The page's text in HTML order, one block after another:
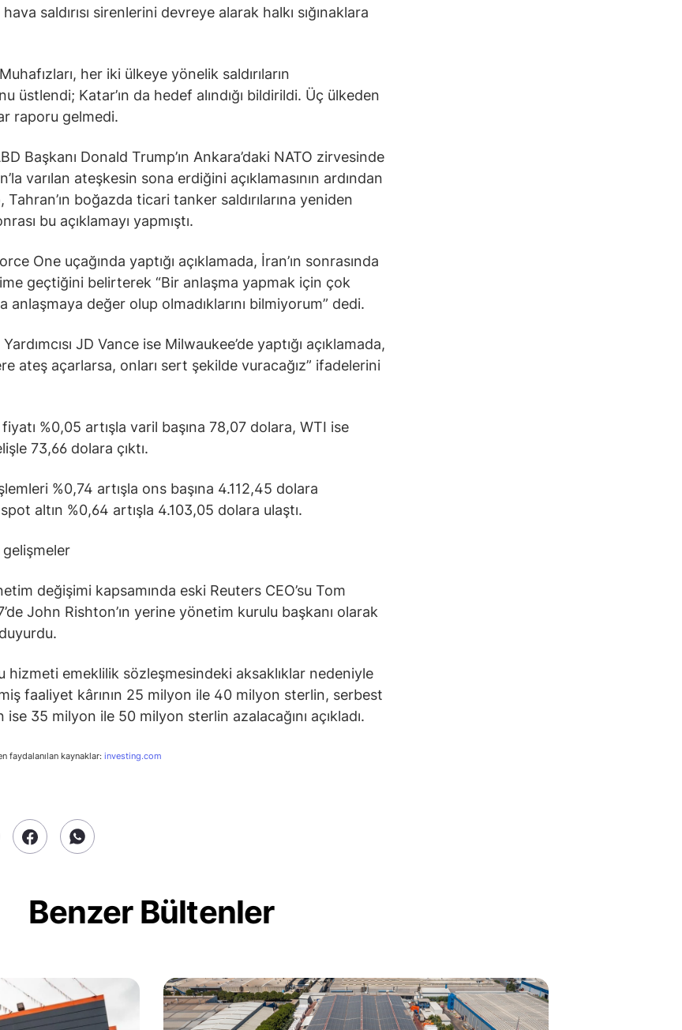
hava saldırısı sirenlerini devreye alarak halkı sığınaklara
her iki ülkeye yönelik saldırıların
üstlendi; Katar’ın da hedef alındığı bildirildi. Üç ülkeden
raporu gelmedi.
Başkanı Donald Trump’ın Ankara’daki NATO zirvesinde
varılan ateşkesin sona erdiğini açıklamasının ardından
Tahran’ın boğazda ticari tanker saldırılarına yeniden
bu açıklamayı yapmıştı.
One uçağında yaptığı açıklamada, İran’ın sonrasında
geçtiğini belirterek “Bir anlaşma yapmak için çok
anlaşmaya değer olup olmadıklarını bilmiyorum” dedi.
JD Vance ise Milwaukee’de yaptığı açıklamada,
ateş açarlarsa, onları sert şekilde vuracağız” ifadelerini
%0,05 artışla varil başına 78,07 dolara, WTI ise
73,66 dolara çıktı.
%0,74 artışla ons başına 4.112,45 dolara
altın %0,64 artışla 4.103,05 dolara ulaştı.
gelişmeler
değişimi kapsamında eski Reuters CEO’su Tom
John Rishton’ın yerine yönetim kurulu başkanı olarak
hizmeti emeklilik sözleşmesindeki aksaklıklar nedeniyle
faaliyet kârının 25 milyon ile 40 milyon sterlin, serbest
ise 35 milyon ile 50 milyon sterlin azalacağını açıkladı.
faydalanılan kaynaklar: investing.com
Benzer Bültenler